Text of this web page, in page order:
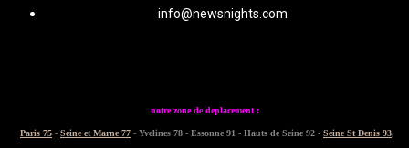
info@newsnights.com
notre zone de deplacement :
Paris 75 - Seine et Marne 77 - Yvelines 78 - Essonne 91 - Hauts de Seine 92 - Seine St Denis 93,